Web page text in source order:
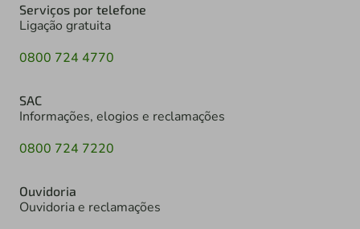
Serviços por telefone
Ligação gratuita
0800 724 4770
SAC
Informações, elogios e reclamações
0800 724 7220
Ouvidoria
Ouvidoria e reclamações